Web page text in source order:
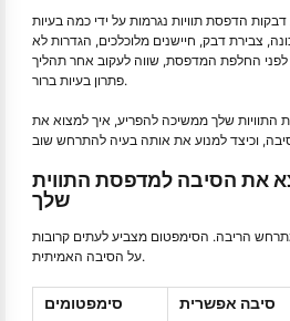
הדפסת תוויות נגרמות על ידי כמה בעיות
צבירת דבק, חיישנים מלוכלכים, הגדרות לא
החלפת המדפסת, שווה לעקוב אחר תהליך
פתרון בעיות ברור.
התוויות שלך ממשיכה להפריע, איך למצוא את
את הסיבה למדפסת התווית
שלך
הריבה. הסימפטום מצביע לעתים קרובות
על הסיבה האמיתית.
סימפטומים סיבה אפשרית